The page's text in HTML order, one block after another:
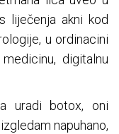
liječenja akni kod
u ordinacini
digitalnu
uradi botox, oni
napuhano,